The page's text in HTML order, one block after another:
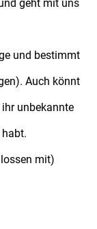
geht mit uns
und bestimmt
Auch könnt
unbekannte
mit)